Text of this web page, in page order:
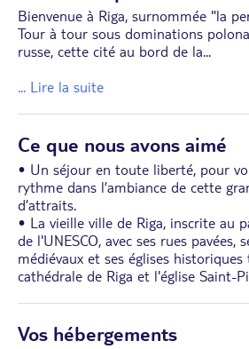
Bienvenue à Riga, surnommée "la
Tour à tour sous dominations
russe, cette cité au bord de la...
... Lire la suite
Ce que nous avons aimé
• Un séjour en toute liberté, pour
rythme dans l’ambiance de cette
d’attraits.
• La vieille ville de Riga, inscrite au
de l'UNESCO, avec ses rues pavées,
médiévaux et ses églises historiques
cathédrale de Riga et l'église Saint-
Vos hébergements